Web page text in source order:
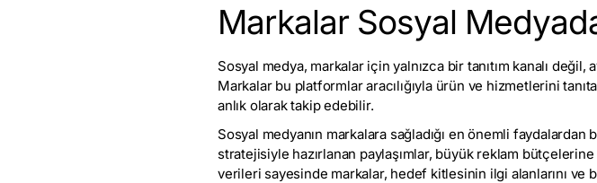
Markalar Sosyal
Sosyal medya, markalar için yalnızca bir tanıtım kanalı
Markalar bu platformlar aracılığıyla ürün ve hizmetlerini
anlık olarak takip edebilir.
Sosyal medyanın markalara sağladığı en önemli
stratejisiyle hazırlanan paylaşımlar, büyük reklam
verileri sayesinde markalar, hedef kitlesinin ilgi alanlarını ve